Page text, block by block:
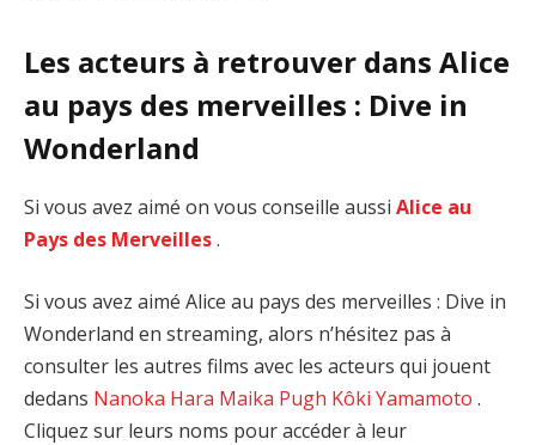
Les acteurs à retrouver dans Alice
au pays des merveilles : Dive in
Wonderland
Si vous avez aimé on vous conseille aussi Alice au
Pays des Merveilles.
Si vous avez aimé Alice au pays des merveilles : Dive in
Wonderland en streaming, alors n’hésitez pas à
consulter les autres films avec les acteurs qui jouent
dedans Nanoka Hara Maika Pugh Kôki Yamamoto .
Cliquez sur leurs noms pour accéder à leur